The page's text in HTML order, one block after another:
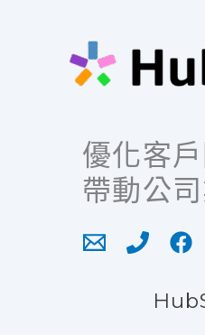
優化客
帶動公